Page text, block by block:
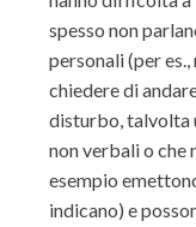
spesso non
personali (per
chiedere di
disturbo, talvolta
non verbali o che
esempio
indicano) e